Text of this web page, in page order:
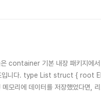
container 기본 내장 패키지에
조입니다. type List struct {
에 데이터를 저장했었다면, 리